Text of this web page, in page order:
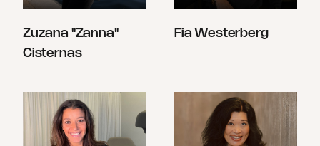
Zuzana "Zanna"
Cisternas
Fia Westerberg